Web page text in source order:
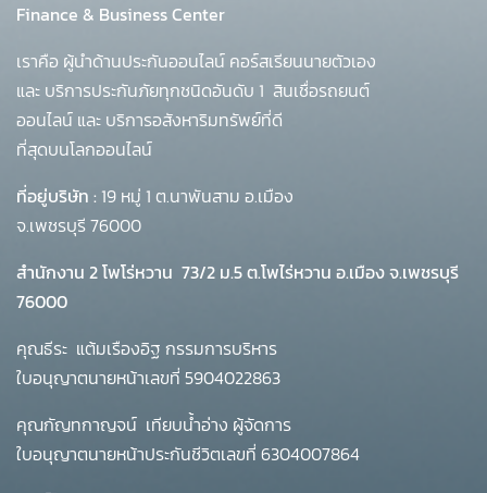
Finance & Business Center
เราคือ ผู้นำด้านประกันออนไลน์ คอร์สเรียนนายตัวเอง
และ บริการประกันภัยทุกชนิดอันดับ 1 สินเชื่อรถยนต์
ออนไลน์ และ บริการอสังหาริมทรัพย์ที่ดี
ที่สุดบนโลกออนไลน์
ที่อยู่บริษัท : 19 หมู่ 1 ต.นาพันสาม อ.เมือง
จ.เพชรบุรี 76000
สำนักงาน 2 โพโร่หวาน 73/2 ม.5 ต.โพไร่หวาน อ.เมือง จ.เพชรบุรี
76000
คุณธีระ แต้มเรืองอิฐ กรรมการบริหาร
ใบอนุญาตนายหน้าเลขที่ 5904022863
คุณกัญทกาญจน์ เทียบน้ำอ่าง ผู้จัดการ
ใบอนุญาตนายหน้าประกันชีวิตเลขที่ 6304007864